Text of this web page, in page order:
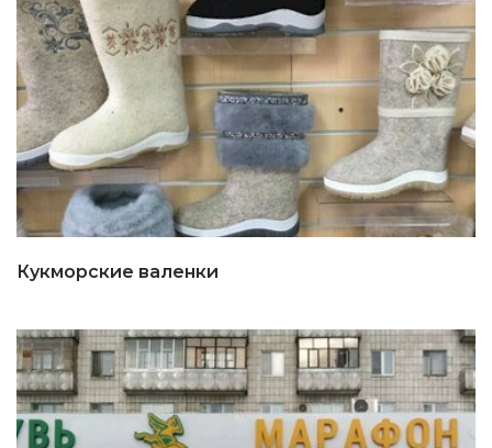
Кукморские валенки